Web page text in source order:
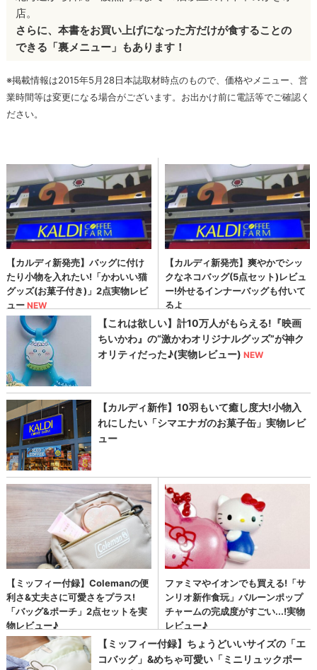
店。
さらに、本書をお買い上げになった方だけが食することの
できる「裏メニュー」もあります！
※掲載情報は2015年5月28日本誌取材時点のもので、価格やメニュー、営
業時間等は変更になる場合がございます。お出かけ前に電話等でご確認く
ださい。